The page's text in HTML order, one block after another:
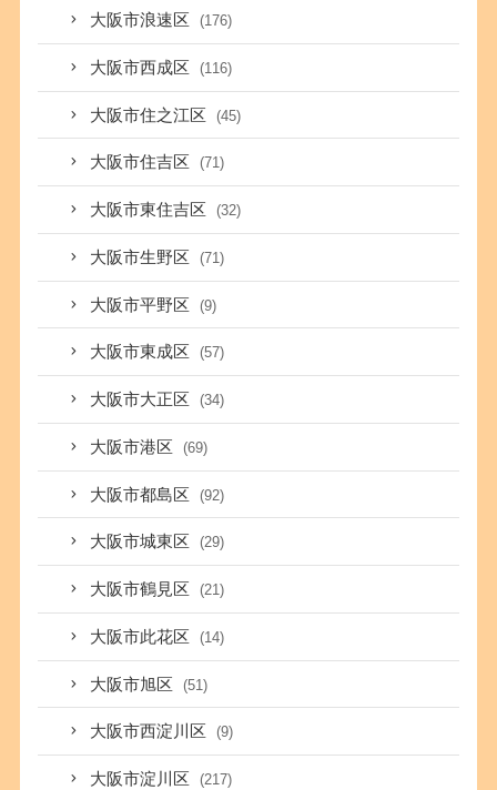
大阪市浪速区 (176)
大阪市西成区 (116)
大阪市住之江区 (45)
大阪市住吉区 (71)
大阪市東住吉区 (32)
大阪市生野区 (71)
大阪市平野区 (9)
大阪市東成区 (57)
大阪市大正区 (34)
大阪市港区 (69)
大阪市都島区 (92)
大阪市城東区 (29)
大阪市鶴見区 (21)
大阪市此花区 (14)
大阪市旭区 (51)
大阪市西淀川区 (9)
大阪市淀川区 (217)